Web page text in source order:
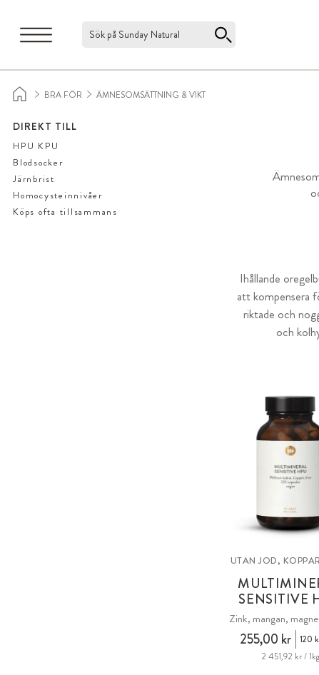
Sök på Sunday Natural
BRA FÖR ÄMNESOMSÄTTNING & VIKT
Ihållande
att kompensera
riktade och
och
UTAN JOD,
SENSITIVE
Zink, mangan,
255,00 kr
120
2 451,92 kr / 1kg
DIREKT TILL
HPU KPU
Blodsocker
Järnbrist
Homocysteinnivåer
Köps ofta tillsammans